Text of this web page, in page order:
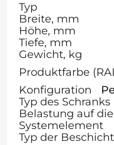
Typ
Breite, mm
Höhe, mm
Tiefe, mm
Gewicht, kg
Produktfarbe
Konfiguration
Typ des Schranks
Belastung auf
Systemelement
Typ der